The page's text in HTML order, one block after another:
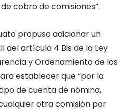
cobro de comisiones”.
propuso adicionar un
del artículo 4 Bis de la Ley
y Ordenamiento de los
establecer que “por la
de cuenta de nómina,
otra comisión por